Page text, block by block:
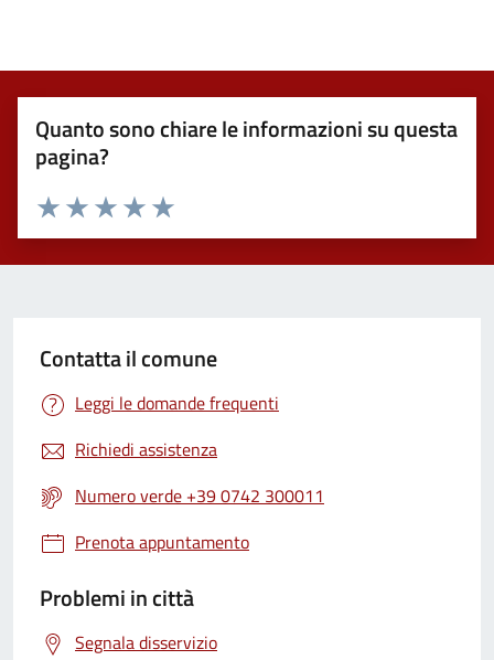
Quanto sono chiare le informazioni su questa
pagina?
Valuta 5 stelle su 5
Valuta 4 stelle su 5
Valuta 3 stelle su 5
Valuta 2 stelle su 5
Valuta 1 stelle su 5
Contatta il comune
Leggi le domande frequenti
Richiedi assistenza
Numero verde +39 0742 300011
Prenota appuntamento
Problemi in città
Segnala disservizio